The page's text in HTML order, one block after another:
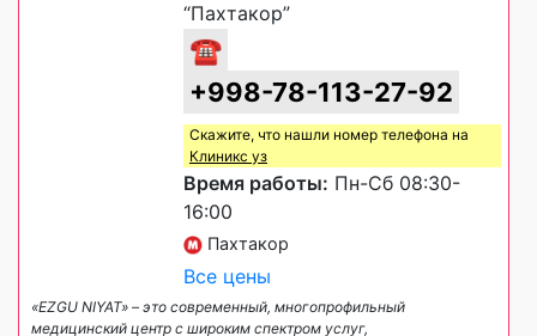
“Пахтакор”
☎
+998-78-113-27-92
Скажите, что нашли номер телефона на
Клиникс уз
Время работы: Пн-Сб 08:30-
16:00
Пахтакор
Все цены
«EZGU NIYAT» – это современный, многопрофильный
медицинский центр с широким спектром услуг,